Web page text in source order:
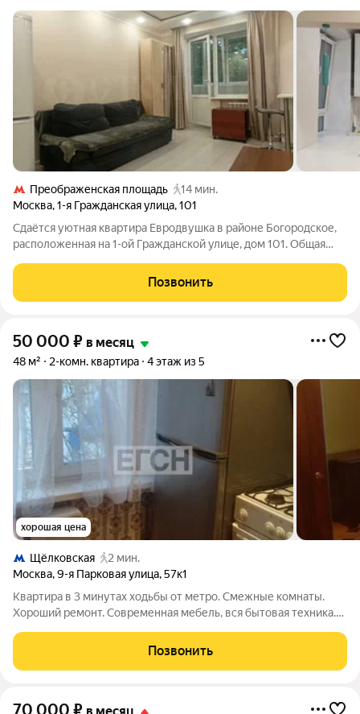
Преображенская площадь
14 мин.
Москва,1-я Гражданская улица,101
Сдаётся уютная квартира Евродвушка в районе Богородское,
расположенная на 1-ой Гражданской улице, дом 101. Общая
5-этажного кирпичного дома. В квартире выполнен
качественный современный
Позвонить
50 000 ₽ в месяц
48 м² 2-комн. квартира 4 этаж из 5
хорошая цена
Щёлковская
2 мин.
Москва,9-я Парковая улица,57к1
Квартира в 3 минутах ходьбы от метро. Смежные комнаты.
Хороший ремонт. Современная мебель, вся бытовая техника.
Позвонить
70 000 ₽